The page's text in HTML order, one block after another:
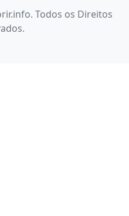
Todos os Direitos